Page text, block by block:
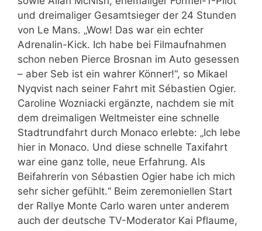
und dreimaliger Gesamtsieger der 24 Stunden
von Le Mans. „Wow! Das war ein echter
Adrenalin-Kick. Ich habe bei Filmaufnahmen
schon neben Pierce Brosnan im Auto gesessen
– aber Seb ist ein wahrer Könner!“, so Mikael
Nyqvist nach seiner Fahrt mit Sébastien Ogier.
Caroline Wozniacki ergänzte, nachdem sie mit
dem dreimaligen Weltmeister eine schnelle
Stadtrundfahrt durch Monaco erlebte: „Ich lebe
hier in Monaco. Und diese schnelle Taxifahrt
war eine ganz tolle, neue Erfahrung. Als
Beifahrerin von Sébastien Ogier habe ich mich
sehr sicher gefühlt.“ Beim zeremoniellen Start
der Rallye Monte Carlo waren unter anderem
auch der deutsche TV-Moderator Kai Pflaume,